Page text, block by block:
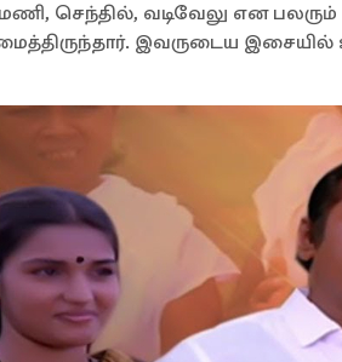
செந்தில், வடிவேலு என பலரும்
இவருடைய